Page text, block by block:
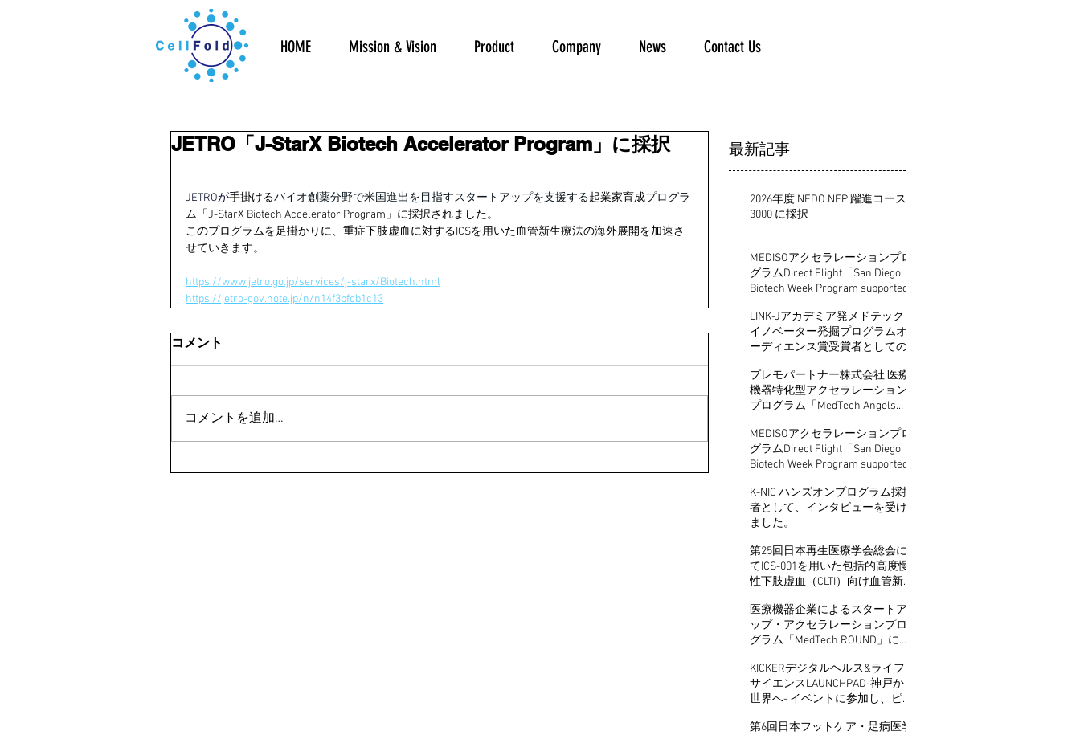
HOME Mission & Vision Product Company News Contact Us
JETRO「J-StarX Biotech Accelerator Program」に採択
JETROが手掛けるバイオ創薬分野で米国進出を目指すスタートアップを支援する起業家育成プログラ
ム 「J-StarX Biotech Accelerator Program」に採択されました。
このプログラムを足掛かりに、重症下肢虚血に対するICSを用いた血管新生療法の海外展開を加速さ
せていきます。
https://www.jetro.go.jp/services/j-starx/Biotech.html
https://jetro-gov.note.jp/n/n14f3bfcb1c13
コメント
コメントを追加…
最新記事
2026年度 NEDO NEP 躍進コース
3000 に採択
MEDISOアクセラレーションプロ
グラムDirect Flight「San Diego
Biotech Week Program supported
LINK-Jアカデミア発メドテック
イノベーター発掘プログラムオ
ーディエンス賞受賞者としての
プレモパートナー株式会社 医療
機器特化型アクセラレーション
プログラム「MedTech Angels
MEDISOアクセラレーションプロ
グラムDirect Flight「San Diego
Biotech Week Program supported
K-NIC ハンズオンプログラム採択
者として、インタビューを受け
ました。
第25回日本再生医療学会総会に
てICS-001を用いた包括的高度慢
性下肢虚血（CLTI）向け血管新生
口演発表および第8回再生医療産
学連携テクノオークションでの
発表を行いました。
医療機器企業によるスタートア
ップ・アクセラレーションプロ
グラム「MedTech ROUND」に採
KICKERデジタルヘルス&ライフ
サイエンスLAUNCHPAD-神戸から
世界へ- イベントに参加し、ピッ
第6回日本フットケア・足病医学